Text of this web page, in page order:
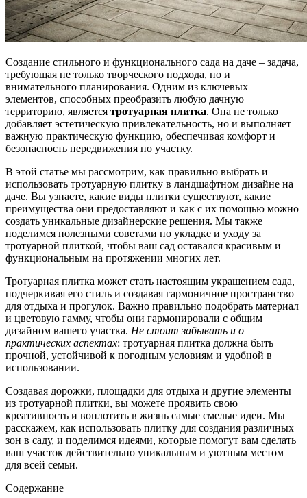
Создание стильного и функционального сада на даче – задача,
требующая не только творческого подхода, но и
внимательного планирования. Одним из ключевых
элементов, способных преобразить любую дачную
территорию, является тротуарная плитка. Она не только
добавляет эстетическую привлекательность, но и выполняет
важную практическую функцию, обеспечивая комфорт и
безопасность передвижения по участку.
В этой статье мы рассмотрим, как правильно выбрать и
использовать тротуарную плитку в ландшафтном дизайне на
даче. Вы узнаете, какие виды плитки существуют, какие
преимущества они предоставляют и как с их помощью можно
создать уникальные дизайнерские решения. Мы также
поделимся полезными советами по укладке и уходу за
тротуарной плиткой, чтобы ваш сад оставался красивым и
функциональным на протяжении многих лет.
Тротуарная плитка может стать настоящим украшением сада,
подчеркивая его стиль и создавая гармоничное пространство
для отдыха и прогулок. Важно правильно подобрать материал
и цветовую гамму, чтобы они гармонировали с общим
дизайном вашего участка. Не стоит забывать и о
практических аспектах: тротуарная плитка должна быть
прочной, устойчивой к погодным условиям и удобной в
использовании.
Создавая дорожки, площадки для отдыха и другие элементы
из тротуарной плитки, вы можете проявить свою
креативность и воплотить в жизнь самые смелые идеи. Мы
расскажем, как использовать плитку для создания различных
зон в саду, и поделимся идеями, которые помогут вам сделать
ваш участок действительно уникальным и уютным местом
для всей семьи.
Содержание